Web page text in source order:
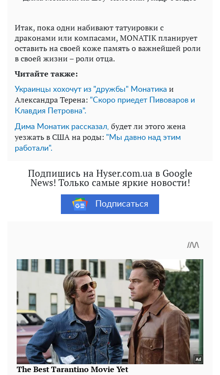
Итак, пока одни набивают татуировки с
драконами или компасами, MONATIK планирует
оставить на своей коже память о важнейшей роли
в своей жизни – роли отца.
Читайте также:
Украинцы хохочут из "дружбы" Монатика и
Александра Терена: "Скоро приедет Пивоваров и
Клавдия Петровна".
Дима Монатик рассказал, будет ли этого жена
уезжать в США на роды: "Мы давно над этим
работали".
Подпишись на Hyser.com.ua в Google
News! Только самые яркие новости!
Подписаться